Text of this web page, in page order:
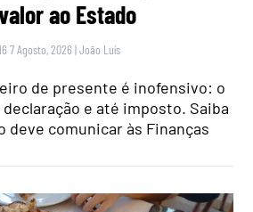
ao Estado
7 Agosto, 2026 |João Luís
de presente é inofensivo: o
e até imposto. Saiba
deve comunicar às Finanças